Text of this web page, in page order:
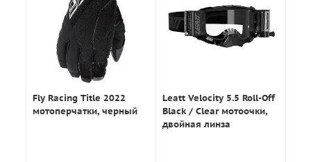
Fly Racing Title 2022
мотоперчатки, черный
Leatt Velocity 5.5 Roll-Off
Black / Clear мотоочки,
двойная линза